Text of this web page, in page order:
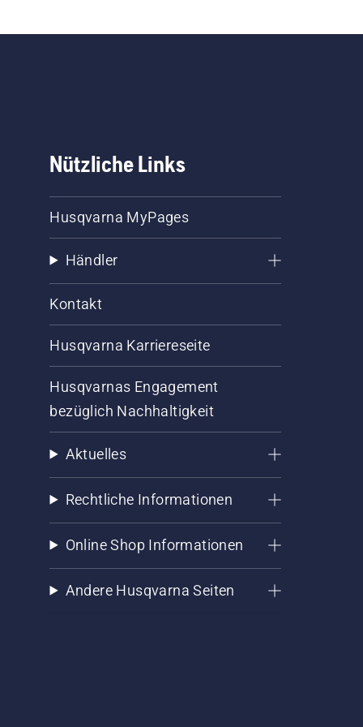
Nützliche Links
Husqvarna MyPages
Händler
Kontakt
Husqvarna Karriereseite
Husqvarnas Engagement
bezüglich Nachhaltigkeit
Aktuelles
Rechtliche Informationen
Online Shop Informationen
Andere Husqvarna Seiten